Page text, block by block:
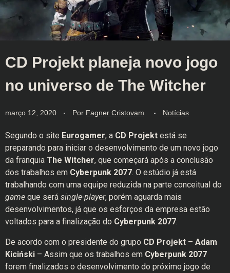
CD Projekt planeja novo jogo
no universo de The Witcher
março 12, 2020 Por Fagner Cristovam Notícias
Segundo o site Eurogamer, a CD Projekt está se
preparando para iniciar o desenvolvimento de um novo jogo
da franquia The Witcher, que começará após a conclusão
dos trabalhos em Cyberpunk 2077. O estúdio já está
trabalhando com uma equipe reduzida na parte conceitual do
game que será single-player, porém aguarda mais
desenvolvimentos, já que os esforços da empresa estão
voltados para a finalização do Cyberpunk 2077.
De acordo com o presidente do grupo CD Projekt – Adam
Kiciński – Assim que os trabalhos em Cyberpunk 2077
forem finalizados o desenvolvimento do próximo jogo de